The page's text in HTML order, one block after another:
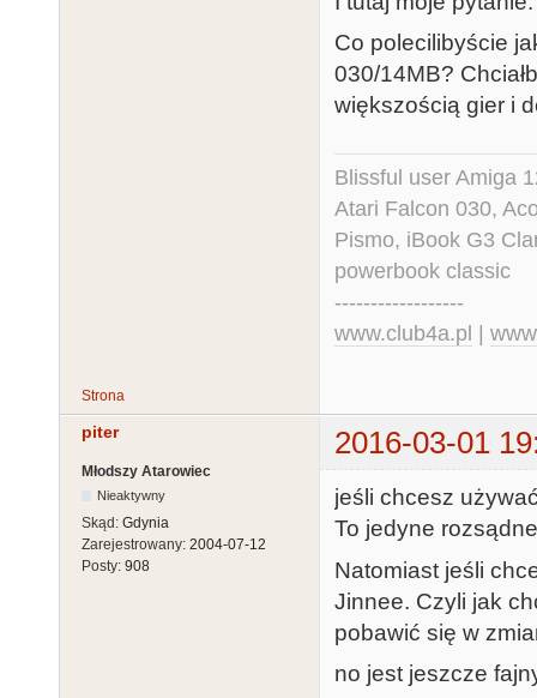
Co polecilibyście
030/14MB?
większością gier i
Blissful user Amiga
Atari Falcon 030,
Pismo, iBook G3
powerbook classic
------------------
www.club4a.pl |
Strona
piter 2016-03-01
Młodszy Atarowiec
Nieaktywny
Skąd: Gdynia
Zarejestrowany: 2004-07-12
Posty: 908
jeśli chcesz
To jedyne
Natomiast jeśli
Jinnee. Czyli jak
pobawić się w
no jest jeszcze